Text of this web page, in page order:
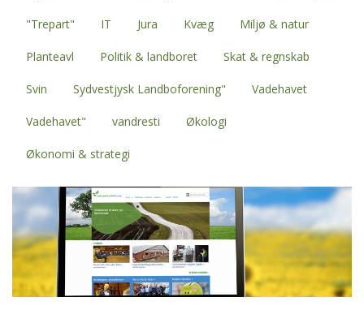
"Trepart" IT Jura Kvæg Miljø & natur
Planteavl Politik & landboret Skat & regnskab
Svin Sydvestjysk Landboforening" Vadehavet
Vadehavet" vandresti Økologi
Økonomi & strategi